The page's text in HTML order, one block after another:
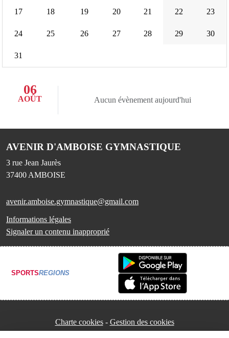
17 18 19 20 21 22 23
24 25 26 27 28 29 30
31
06
AOÛT Aucun évènement aujourd'hui
AVENIR D'AMBOISE GYMNASTIQUE
3 rue Jean Jaurès
37400 AMBOISE
avenir.amboise.gymnastique@gmail.com
Informations légales
Signaler un contenu inapproprié
SPORTSREGIONS
Charte cookies Gestion des cookies